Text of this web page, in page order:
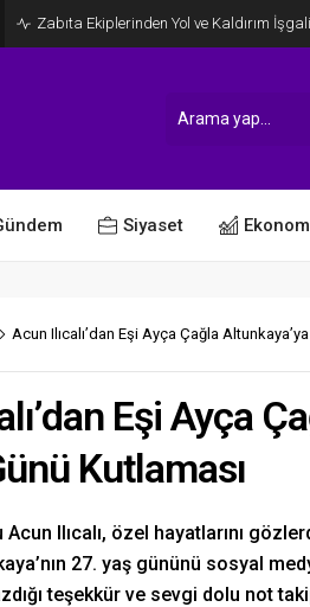
Zabıta Ekiplerinden Yol ve Kaldırım
Siyaset
Acun Ilıcalı’dan Eşi Ayça Çağla
Eşi Ayça
Kutlaması
Ilıcalı, özel hayatlarını
27. yaş gününü sosyal
teşekkür ve sevgi dolu not